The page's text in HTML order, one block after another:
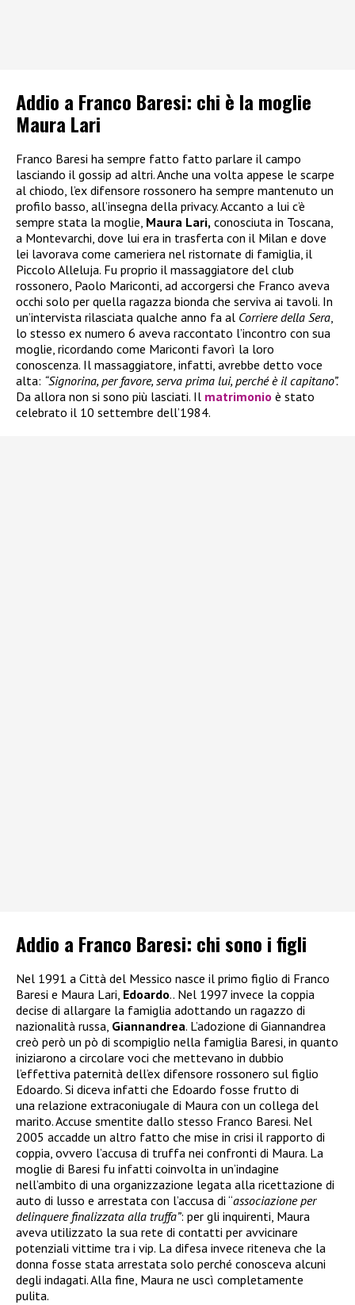
Addio a Franco Baresi: chi è la moglie
Maura Lari
Franco Baresi ha sempre fatto fatto parlare il campo
lasciando il gossip ad altri. Anche una volta appese le scarpe
al chiodo, l’ex difensore rossonero ha sempre mantenuto un
profilo basso, all’insegna della privacy. Accanto a lui c’è
sempre stata la moglie, Maura Lari, conosciuta in Toscana,
a Montevarchi, dove lui era in trasferta con il Milan e dove
lei lavorava come cameriera nel ristornate di famiglia, il
Piccolo Alleluja. Fu proprio il massaggiatore del club
rossonero, Paolo Mariconti, ad accorgersi che Franco aveva
occhi solo per quella ragazza bionda che serviva ai tavoli. In
un’intervista rilasciata qualche anno fa al Corriere della Sera,
lo stesso ex numero 6 aveva raccontato l’incontro con sua
moglie, ricordando come Mariconti favorì la loro
conoscenza. Il massaggiatore, infatti, avrebbe detto voce
alta: “Signorina, per favore, serva prima lui, perché è il capitano”.
Da allora non si sono più lasciati. Il matrimonio è stato
celebrato il 10 settembre dell’1984.
Addio a Franco Baresi: chi sono i figli
Nel 1991 a Città del Messico nasce il primo figlio di Franco
Baresi e Maura Lari, Edoardo.. Nel 1997 invece la coppia
decise di allargare la famiglia adottando un ragazzo di
nazionalità russa, Giannandrea. L’adozione di Giannandrea
creò però un pò di scompiglio nella famiglia Baresi, in quanto
iniziarono a circolare voci che mettevano in dubbio
l’effettiva paternità dell’ex difensore rossonero sul figlio
Edoardo. Si diceva infatti che Edoardo fosse frutto di
una relazione extraconiugale di Maura con un collega del
marito. Accuse smentite dallo stesso Franco Baresi. Nel
2005 accadde un altro fatto che mise in crisi il rapporto di
coppia, ovvero l’accusa di truffa nei confronti di Maura. La
moglie di Baresi fu infatti coinvolta in un’indagine
nell’ambito di una organizzazione legata alla ricettazione di
auto di lusso e arrestata con l’accusa di “associazione per
delinquere finalizzata alla truffa”: per gli inquirenti, Maura
aveva utilizzato la sua rete di contatti per avvicinare
potenziali vittime tra i vip. La difesa invece riteneva che la
donna fosse stata arrestata solo perché conosceva alcuni
degli indagati. Alla fine, Maura ne uscì completamente
pulita.